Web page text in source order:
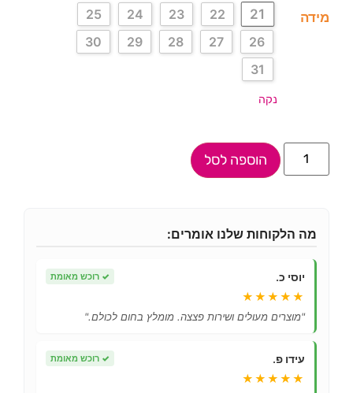
מידה 21
22
23
24
25
26
27
28
29
30
31
נקה
הוספה לסל
מה הלקוחות שלנו אומרים:
יוסי כ. ✓ רוכש מאומת
★★★★★
"מוצרים מעולים ושירות פצצה. מומלץ בחום לכולם."
עידו פ. ✓ רוכש מאומת
★★★★★